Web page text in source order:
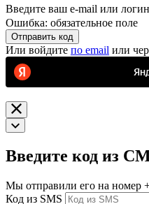
Введите ваш e-mail или логин
Ошибка: обязательное поле
Отправить код
Или войдите по email или
Введите код из
Мы отправили его на номер
Код из SMS